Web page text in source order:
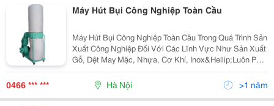
Máy Hút Bụi Công Nghiệp Toàn Cầu
Máy Hút Bụi Công Nghiệp Toàn Cầu Trong Quá Trình Sản
Xuất Công Nghiệp Đối Với Các Lĩnh Vực Như Sản Xuất
Gỗ, Dệt May Mặc, Nhựa, Cơ Khí, Inox&Hellip;Luôn Phát
Sinh Ra Bụi. Điều Này Ảnh Hưởng Lớn Đến Môi Trường
Sản Xuất Của Doanh Nghiệp. Những Tác Độ
0466 *** *** Hà Nội >1 năm